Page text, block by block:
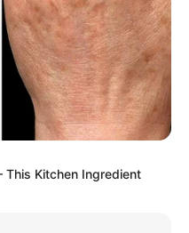
This Kitchen Ingredient